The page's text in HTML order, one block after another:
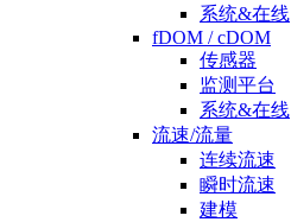
系统&在线
fDOM / cDOM
传感器
监测平台
系统&在线
流速/流量
连续流速
瞬时流速
建模